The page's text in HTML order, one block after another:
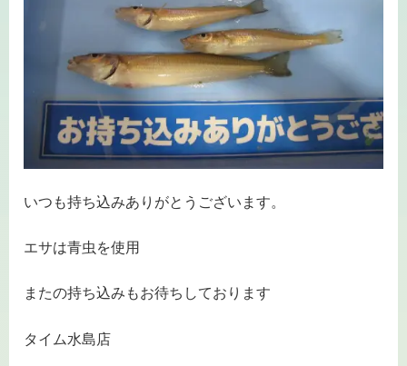
いつも持ち込みありがとうございます。
エサは青虫を使用
またの持ち込みもお待ちしております
タイム水島店